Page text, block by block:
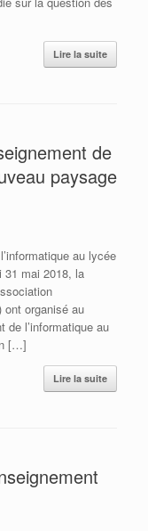
Lire la suite
de
paysage
au lycée
mai 2018, la
ont organisé au
de l’informatique au
[…]
Lire la suite